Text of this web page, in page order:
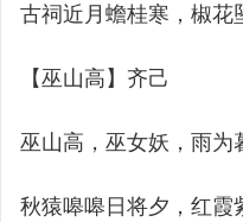
古祠近月蟾桂寒，椒花
【巫山高】齐己
巫山高，巫女妖，雨为
秋猿嗥嗥日将夕，红霞